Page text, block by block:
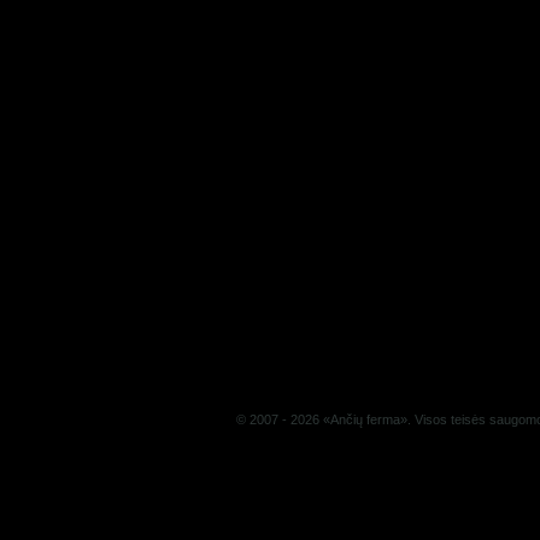
© 2007 - 2026 «Ančių ferma». Visos teisės